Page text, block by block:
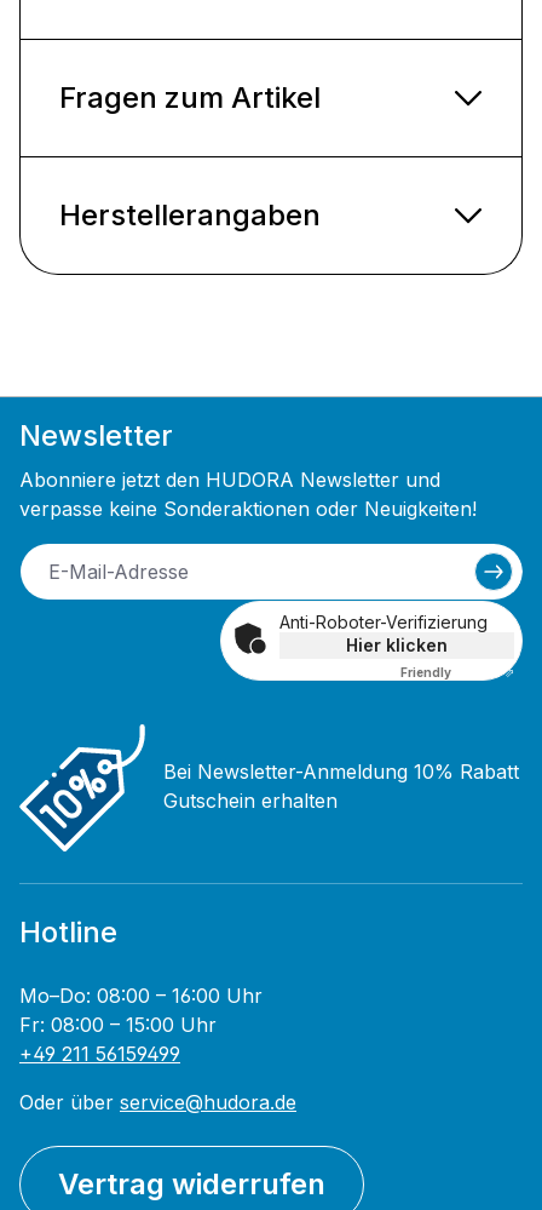
Fragen zum Artikel
Herstellerangaben
Newsletter
Abonniere jetzt den HUDORA Newsletter und
verpasse keine Sonderaktionen oder Neuigkeiten!
Anti-Roboter-Verifizierung
Hier klicken
Friendly Captcha ⇗
Bei Newsletter-Anmeldung 10% Rabatt
Gutschein erhalten
Hotline
Mo–Do: 08:00 – 16:00 Uhr
Fr: 08:00 – 15:00 Uhr
+49 211 56159499
Oder über service@hudora.de
Vertrag widerrufen